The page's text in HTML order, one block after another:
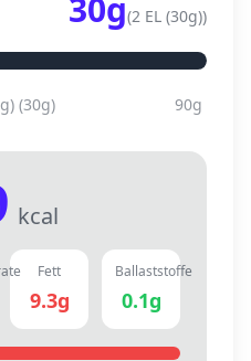
30g(2 EL (30g))
(30g) 90g
kcal
Fett
9.3g
Ballaststoffe
0.1g